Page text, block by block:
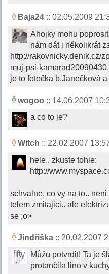
Baja24 :: 02.05.2009
Ahojky mohu
nám dát i několikrát
http://rakovnicky.denik.cz/
muj-psi-
je to fotečka b.Janečková
wogoo :: 14.06.2007
a co to je?
Witch :: 22.02.2007
hele.. zkuste tohle:
http://
schvalne, co vy na to..
telem zmitajici.. ale
se ;o>
Jindřiška :: 20.02.2007
Můžu potvrdit! Ta je
protančila lino v